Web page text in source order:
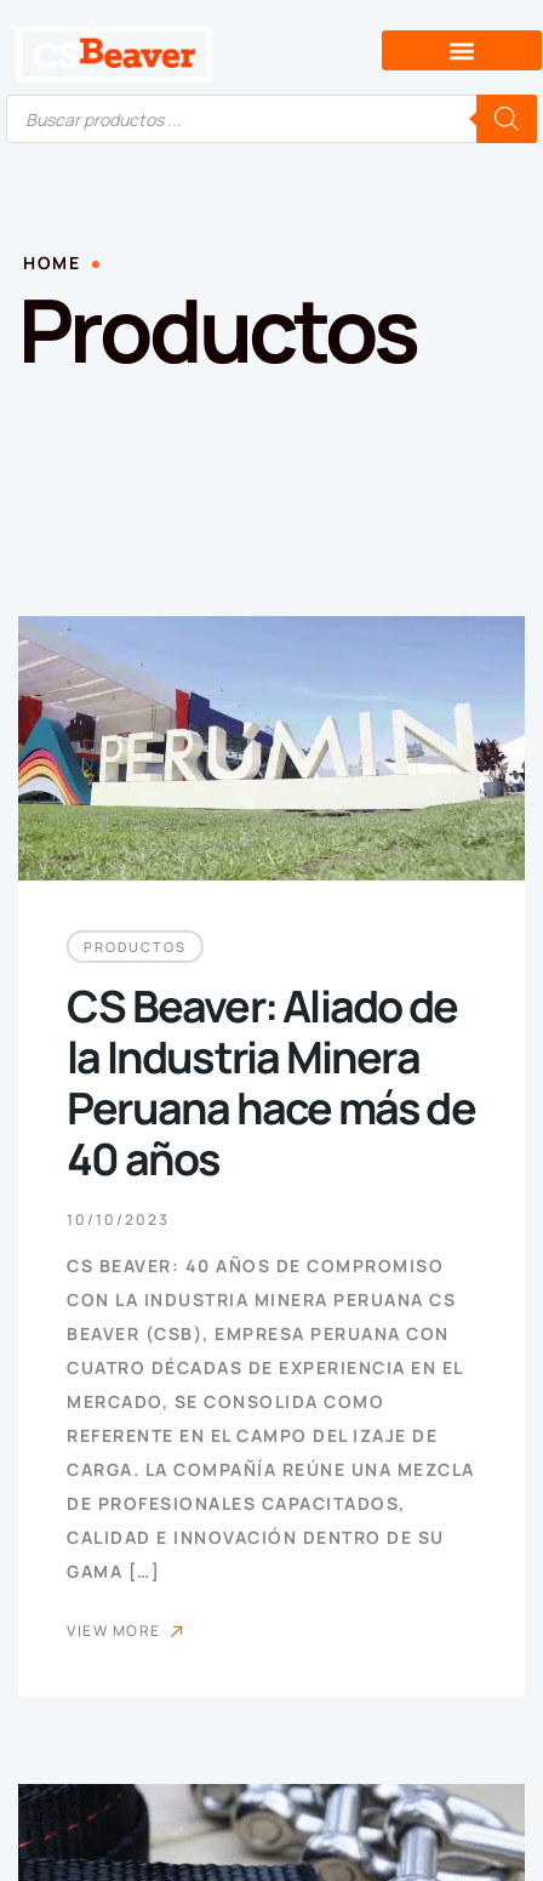
HOME
Productos
PRODUCTOS
CS Beaver: Aliado de
la Industria Minera
Peruana hace más de
40 años
10/10/2023
CS BEAVER: 40 AÑOS DE COMPROMISO
CON LA INDUSTRIA MINERA PERUANA CS
BEAVER (CSB), EMPRESA PERUANA CON
CUATRO DÉCADAS DE EXPERIENCIA EN EL
MERCADO, SE CONSOLIDA COMO
REFERENTE EN EL CAMPO DEL IZAJE DE
CARGA. LA COMPAÑÍA REÚNE UNA MEZCLA
DE PROFESIONALES CAPACITADOS,
CALIDAD E INNOVACIÓN DENTRO DE SU
GAMA […]
VIEW MORE